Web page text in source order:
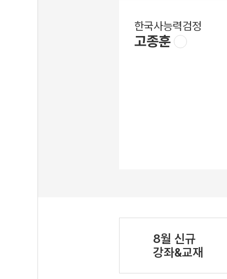
한국사능력검정
고종훈
8월 신규
강좌&교재